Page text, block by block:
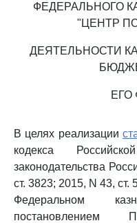
ФЕДЕРАЛЬНОГО
"ЦЕНТР
ДЕЯТЕЛЬНОСТИ
ЕГО
В целях реализации
кодекса
законодательства
ст. 3823; 2015, N 43, ст.
Федеральном
постановлением